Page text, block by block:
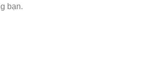
bạn.